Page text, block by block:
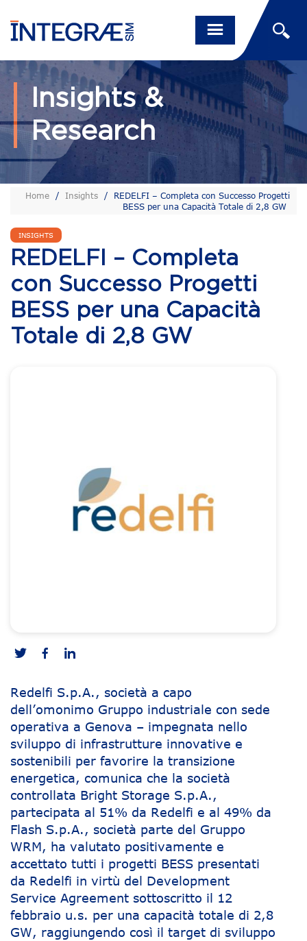
Insights &
Research
Home / Insights /
REDELFI – Completa con Successo Progetti
BESS per una Capacità Totale di 2,8 GW
INSIGHTS
REDELFI – Completa
con Successo Progetti
BESS per una Capacità
Totale di 2,8 GW
Redelfi S.p.A., società a capo
dell’omonimo Gruppo industriale con sede
operativa a Genova – impegnata nello
sviluppo di infrastrutture innovative e
sostenibili per favorire la transizione
energetica, comunica che la società
controllata Bright Storage S.p.A.,
partecipata al 51% da Redelfi e al 49% da
Flash S.p.A., società parte del Gruppo
WRM, ha valutato positivamente e
accettato tutti i progetti BESS presentati
da Redelfi in virtù del Development
Service Agreement sottoscritto il 12
febbraio u.s. per una capacità totale di 2,8
GW, raggiungendo così il target di sviluppo